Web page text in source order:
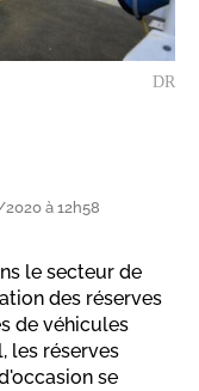
DR
à 12h58
le secteur de
des réserves
de véhicules
les réserves
se